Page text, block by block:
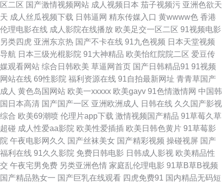
视频 影音先锋在线波多 99久久高清国产 精品国产人妻在线 视频国产在线观
看91 91视频免费刷 国产精品久久性爱 欧美亚洲另类在线 91Ncom黄 成人性
交免费在线观看 欧美东方色图 影音先锋av资源色图 91在线视频最新地址 黄
污污在线观看 日韩欧美网站A片 91香蕉碰 人人妻人人色 91非常黄男女爆躁
N 肏屄视屏 欧美成人 亚洲日韩欧美变态 97人人视频 久久av潮吹av 视频区欧
美 91福利淫导航 wwwav福利 蜜桃成人无码精品 亚洲熟妇爱ab 97视频在线
看看 后入黑丝在线播放 新日韩新片网 91视频国在 国产美女在线福利 日本男
区二区 国产激情视频网站 成人视频日本 茄子视频污 亚洲色欲天
天 成人丝瓜视频下载 日韩逼网 精东传媒入口 黄wwww色 香港
伦理电影在线 成人影院在线播放 欧美足交一区二区 91视频电影
另类四虎 亚洲东京热 国产不卡在线 91九色视频 日本天堂视频
导航 日本三级光棍影院 91大神精品 欧美怡红院院二区 爱豆传
媒观看网站 综合日韩欧美 草逼网首页 国产日韩精品91 91视频
网站在线 69性影院 福利资源在线 91自拍最新网址 青青草国产
成人 黄色岛国网站 欧美一xxxxx 欧美gayv 91色情激情网 中国韩
国日本高清 国产国产一区 亚洲欧洲成人 日韩在线 久久国产影视
综合 欧美69潮喷 伦理片app下载 激情视频国产精品 91草莓久草
超碰 成人性爱aa影院 欧美性爱插插 欧美日韩色黄片 91草莓影
院 午夜电影网久久 国产丝袜美女 国产精彩视频 操碰视屏 国产
福利在线 91久久影院 免费日韩电影 日韩成人影视 欧美精品性
交 午夜宅男免费 另类亚洲色情 家庭乱伦理电影 91草B草B视频
国产精品熟女一 国产巨乳在线观看 四虎免费91 国内精品无码短